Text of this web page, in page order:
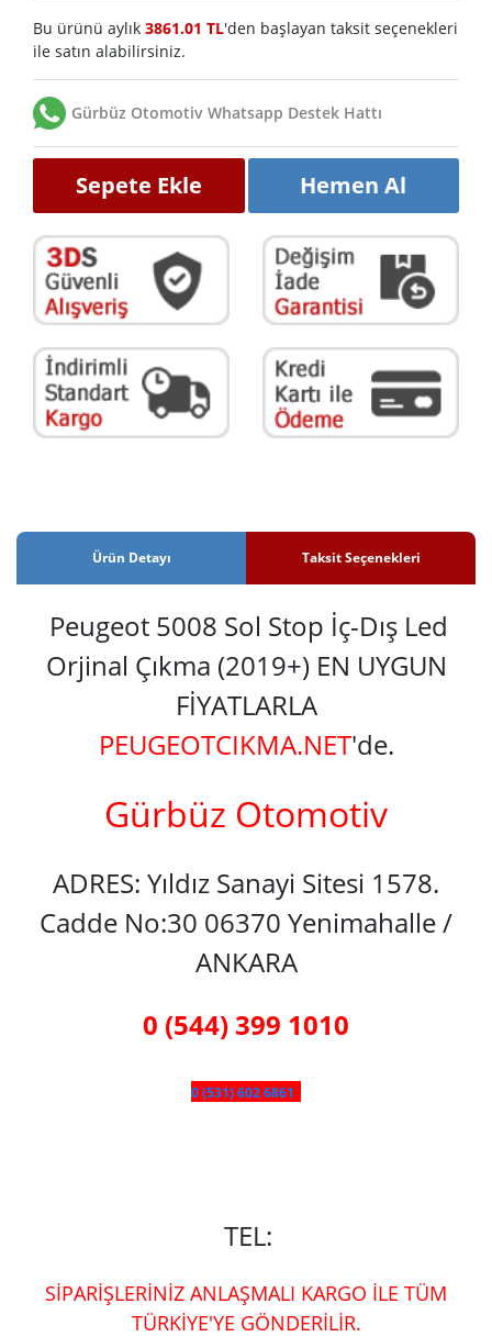
Bu ürünü aylık 3861.01 TL'den başlayan taksit seçenekleri
ile satın alabilirsiniz.
Gürbüz Otomotiv Whatsapp Destek Hattı
Sepete Ekle Hemen Al
Ürün Detayı Taksit Seçenekleri
Peugeot 5008 Sol Stop İç-Dış Led
Orjinal Çıkma (2019+) EN UYGUN
FİYATLARLA
PEUGEOTCIKMA.NET'de.
Gürbüz Otomotiv
ADRES: Yıldız Sanayi Sitesi 1578.
Cadde No:30 06370 Yenimahalle /
ANKARA
0 (544) 399 1010
0 (531) 602 6861
TEL:
SİPARİŞLERİNİZ ANLAŞMALI KARGO İLE TÜM
TÜRKİYE'YE GÖNDERİLİR.